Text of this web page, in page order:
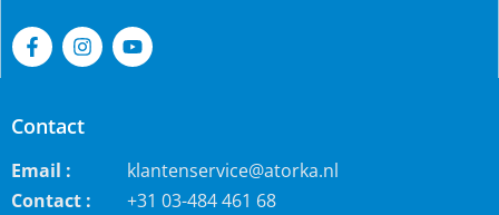
Contact
Email :
klantenservice@atorka.nl
Contact :
+31 03-484 461 68